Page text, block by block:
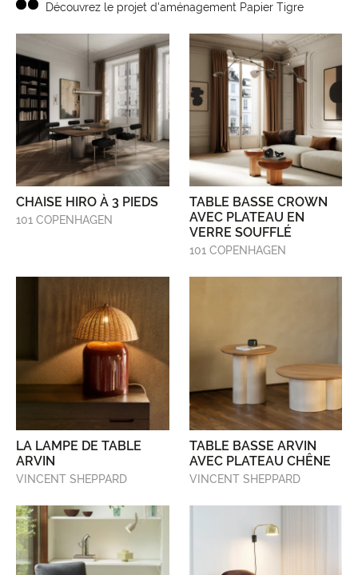
Découvrez le projet d'aménagement Papier Tigre
CHAISE HIRO À 3 PIEDS
101 COPENHAGEN
TABLE BASSE CROWN
AVEC PLATEAU EN
VERRE SOUFFLÉ
101 COPENHAGEN
LA LAMPE DE TABLE
ARVIN
VINCENT SHEPPARD
TABLE BASSE ARVIN
AVEC PLATEAU CHÊNE
VINCENT SHEPPARD